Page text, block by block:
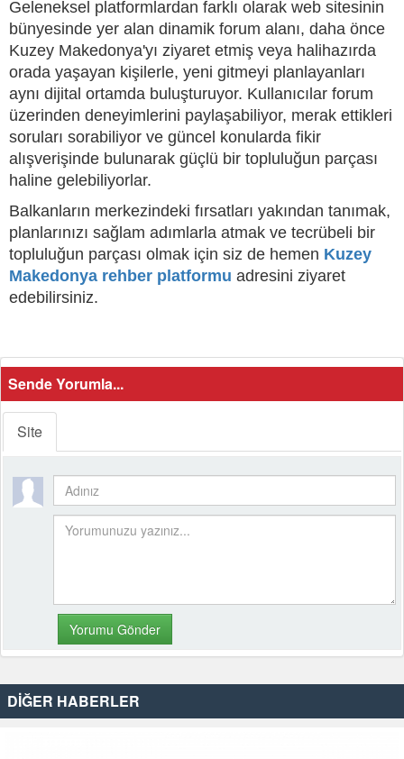
Geleneksel platformlardan farklı olarak web sitesinin
bünyesinde yer alan dinamik forum alanı, daha önce
Kuzey Makedonya'yı ziyaret etmiş veya halihazırda
orada yaşayan kişilerle, yeni gitmeyi planlayanları
aynı dijital ortamda buluşturuyor. Kullanıcılar forum
üzerinden deneyimlerini paylaşabiliyor, merak ettikleri
soruları sorabiliyor ve güncel konularda fikir
alışverişinde bulunarak güçlü bir topluluğun parçası
haline gelebiliyorlar.
Balkanların merkezindeki fırsatları yakından tanımak,
planlarınızı sağlam adımlarla atmak ve tecrübeli bir
topluluğun parçası olmak için siz de hemen Kuzey
Makedonya rehber platformu adresini ziyaret
edebilirsiniz.
Sende Yorumla...
Site
DİĞER HABERLER